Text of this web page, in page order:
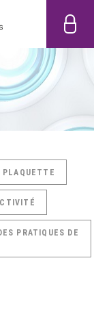
PLAQUETTE
PRATIQUES DE